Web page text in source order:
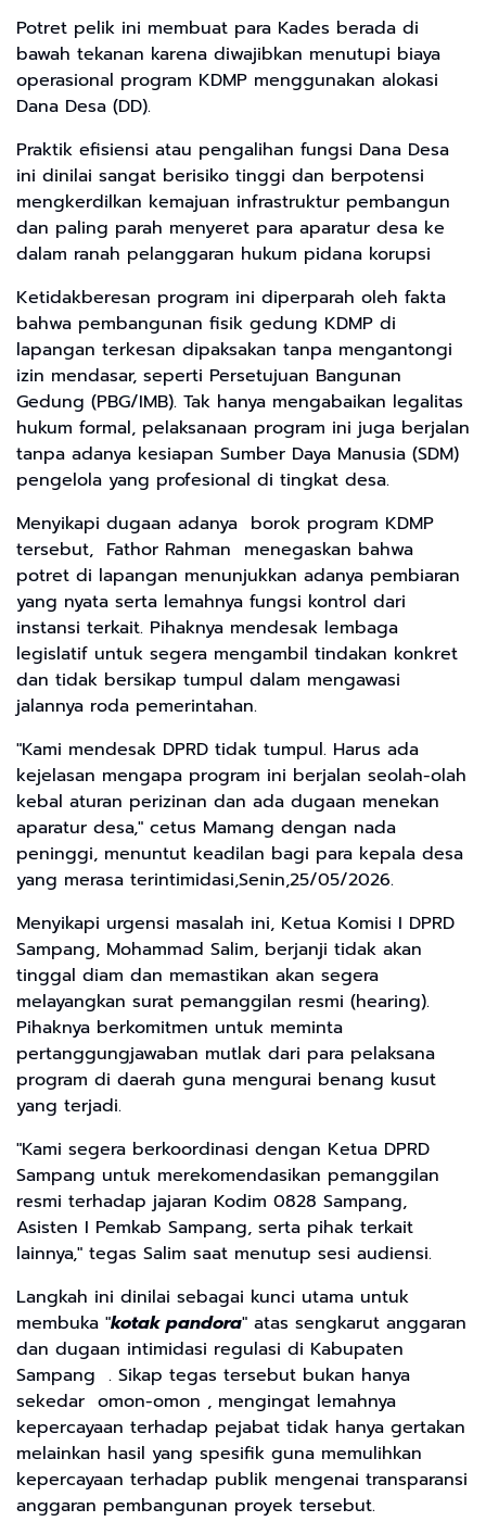
Potret pelik ini membuat para Kades berada di
bawah tekanan karena diwajibkan menutupi biaya
operasional program KDMP menggunakan alokasi
Dana Desa (DD).
Praktik efisiensi atau pengalihan fungsi Dana Desa
ini dinilai sangat berisiko tinggi dan berpotensi
mengkerdilkan kemajuan infrastruktur pembangun
dan paling parah menyeret para aparatur desa ke
dalam ranah pelanggaran hukum pidana korupsi
Ketidakberesan program ini diperparah oleh fakta
bahwa pembangunan fisik gedung KDMP di
lapangan terkesan dipaksakan tanpa mengantongi
izin mendasar, seperti Persetujuan Bangunan
Gedung (PBG/IMB). Tak hanya mengabaikan legalitas
hukum formal, pelaksanaan program ini juga berjalan
tanpa adanya kesiapan Sumber Daya Manusia (SDM)
pengelola yang profesional di tingkat desa.
Menyikapi dugaan adanya borok program KDMP
tersebut, Fathor Rahman menegaskan bahwa
potret di lapangan menunjukkan adanya pembiaran
yang nyata serta lemahnya fungsi kontrol dari
instansi terkait. Pihaknya mendesak lembaga
legislatif untuk segera mengambil tindakan konkret
dan tidak bersikap tumpul dalam mengawasi
jalannya roda pemerintahan.
"Kami mendesak DPRD tidak tumpul. Harus ada
kejelasan mengapa program ini berjalan seolah-olah
kebal aturan perizinan dan ada dugaan menekan
aparatur desa," cetus Mamang dengan nada
peninggi, menuntut keadilan bagi para kepala desa
yang merasa terintimidasi,Senin,25/05/2026.
Menyikapi urgensi masalah ini, Ketua Komisi I DPRD
Sampang, Mohammad Salim, berjanji tidak akan
tinggal diam dan memastikan akan segera
melayangkan surat pemanggilan resmi (hearing).
Pihaknya berkomitmen untuk meminta
pertanggungjawaban mutlak dari para pelaksana
program di daerah guna mengurai benang kusut
yang terjadi.
"Kami segera berkoordinasi dengan Ketua DPRD
Sampang untuk merekomendasikan pemanggilan
resmi terhadap jajaran Kodim 0828 Sampang,
Asisten I Pemkab Sampang, serta pihak terkait
lainnya," tegas Salim saat menutup sesi audiensi.
Langkah ini dinilai sebagai kunci utama untuk
membuka "kotak pandora" atas sengkarut anggaran
dan dugaan intimidasi regulasi di Kabupaten
Sampang . Sikap tegas tersebut bukan hanya
sekedar omon-omon , mengingat lemahnya
kepercayaan terhadap pejabat tidak hanya gertakan
melainkan hasil yang spesifik guna memulihkan
kepercayaan terhadap publik mengenai transparansi
anggaran pembangunan proyek tersebut.